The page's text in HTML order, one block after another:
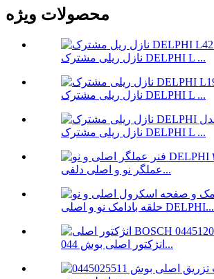
محصولات ویژه
نازل ریلی مشترک DELPHI L ...
نازل ریلی مشترک DELPHI L ...
نازل ریلی مشترک DELPHI L ...
عملگر نو و اصلی دلفی...
حلقه بادامک نو و اصلی DELPHI...
انژکتور اصلی بوش 044...